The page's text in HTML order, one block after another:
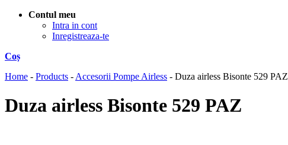
Contul meu
Intra in cont
Inregistreaza-te
Coș
Home - Products - Accesorii Pompe Airless - Duza airless Bisonte 529 PAZ
Duza airless Bisonte 529 PAZ